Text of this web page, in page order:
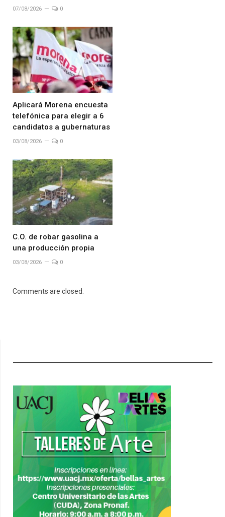
07/08/2026 0
Aplicará Morena encuesta
telefónica para elegir a 6
candidatos a gubernaturas
03/08/2026 0
C.O. de robar gasolina a
una producción propia
03/08/2026 0
Comments are closed.